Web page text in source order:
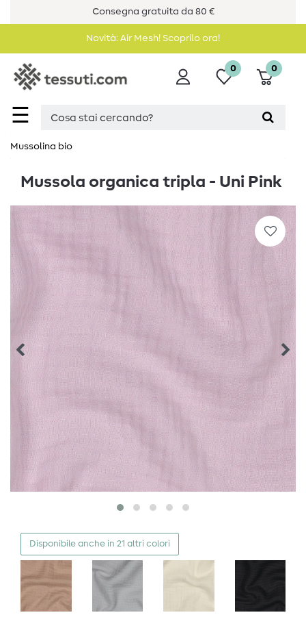
Consegna gratuita da 80 €
Novità: Air Mesh! Scoprilo ora!
☰
0 0
Mussolina bio
Mussola organica tripla - Uni Pink
Disponibile anche in 21 altri colori